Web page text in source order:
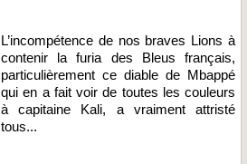
L’incompétence de nos braves Lions à
contenir la furia des Bleus français,
particulièrement ce diable de Mbappé
qui en a fait voir de toutes les couleurs
à capitaine Kali, a vraiment attristé
tous...